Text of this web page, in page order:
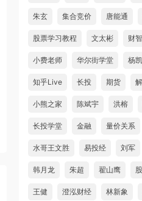
朱玄 集合竞价 唐能通
股票学习教程 文太彬 财
小费老师 华尔街学堂 杨凯
知乎Live 长投 期货
小熊之家 陈斌宇 洪榕
长投学堂 金融 量价关系
水哥王文胜 易投经 刘军
韩月龙 朱超 翟山鹰
王健 澄泓财经 林新象